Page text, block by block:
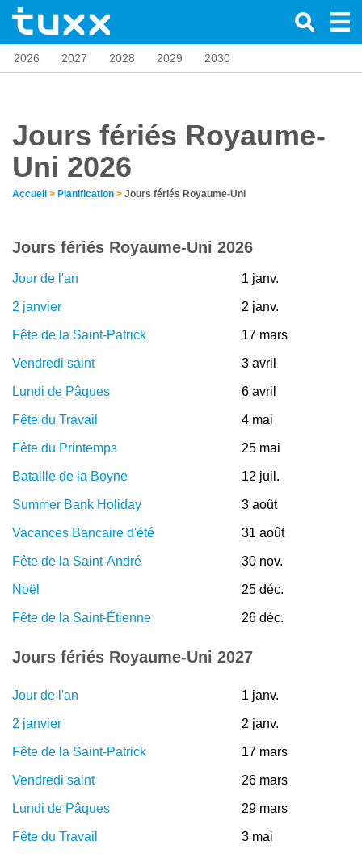
2026 2027 2028 2029 2030
Jours fériés Royaume-
Uni 2026
Accueil > Planification > Jours fériés Royaume-Uni
Jours fériés Royaume-Uni 2026
Jour de l'an 1 janv.
2 janvier 2 janv.
Fête de la Saint-Patrick 17 mars
Vendredi saint 3 avril
Lundi de Pâques 6 avril
Fête du Travail 4 mai
Fête du Printemps 25 mai
Bataille de la Boyne 12 juil.
Summer Bank Holiday 3 août
Vacances Bancaire d'été 31 août
Fête de la Saint-André 30 nov.
Noël 25 déc.
Fête de la Saint-Étienne 26 déc.
Jours fériés Royaume-Uni 2027
Jour de l'an 1 janv.
2 janvier 2 janv.
Fête de la Saint-Patrick 17 mars
Vendredi saint 26 mars
Lundi de Pâques 29 mars
Fête du Travail 3 mai